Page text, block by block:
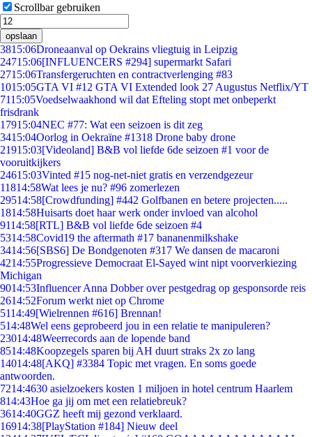
Scrollbar gebruiken
opslaan
3815:06Droneaanval op Oekrains vliegtuig in Leipzig
24715:06[INFLUENCERS #294] supermarkt Safari
2715:06Transfergeruchten en contractverlenging #83
1015:05GTA VI #12 GTA VI Extended look 27 Augustus Netflix/YT
7115:05Voedselwaakhond wil dat Efteling stopt met onbeperkt
frisdrank
17915:04NEC #77: Wat een seizoen is dit zeg
3415:04Oorlog in Oekraïne #1318 Drone baby drone
21915:03[Videoland] B&B vol liefde 6de seizoen #1 voor de
vooruitkijkers
24615:03Vinted #15 nog-net-niet gratis en verzendgezeur
11814:58Wat lees je nu? #96 zomerlezen
29514:58[Crowdfunding] #442 Golfbanen en betere projecten.....
1814:58Huisarts doet haar werk onder invloed van alcohol
9114:58[RTL] B&B vol liefde 6de seizoen #4
5314:58Covid19 the aftermath #17 bananenmilkshake
3414:56[SBS6] De Bondgenoten #317 We dansen de macaroni
4214:55Progressieve Democraat El-Sayed wint nipt voorverkiezing
Michigan
9014:53Influencer Anna Dobber over pestgedrag op gesponsorde reis
2614:52Forum werkt niet op Chrome
5114:49[Wielrennen #616] Brennan!
514:48Wel eens geprobeerd jou in een relatie te manipuleren?
23014:48Weerrecords aan de lopende band
8514:48Koopzegels sparen bij AH duurt straks 2x zo lang
14014:48[AKQ] #3384 Topic met vragen. En soms goede
antwoorden.
7214:4630 asielzoekers kosten 1 miljoen in hotel centrum Haarlem
814:43Hoe ga jij om met een relatiebreuk?
3614:40GGZ heeft mij gezond verklaard.
16914:38[PlayStation #184] Nieuw deel